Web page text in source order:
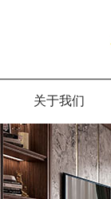
关于我们